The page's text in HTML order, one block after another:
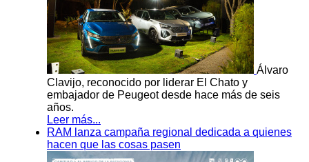
Álvaro
Clavijo, reconocido por liderar El Chato y
embajador de Peugeot desde hace más de seis
años.
Leer más...
RAM lanza campaña regional dedicada a quienes
hacen que las cosas pasen